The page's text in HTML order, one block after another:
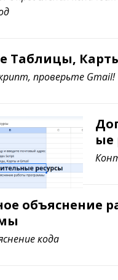
Таблицы,
проверьте Gmail!
ые
объяснение
кода